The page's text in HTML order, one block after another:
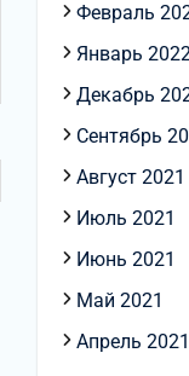
Февраль
Январь
Декабрь
Сентябрь
Август 2021
Июль 2021
Июнь 2021
Май 2021
Апрель 2021